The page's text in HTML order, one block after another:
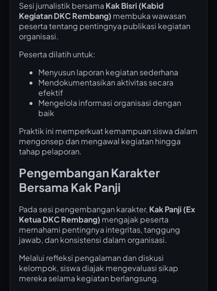
Sesi jurnalistik bersama Kak Bisri (Kabid
Kegiatan DKC Rembang) membuka wawasan
peserta tentang pentingnya publikasi kegiatan
organisasi.
Peserta dilatih untuk:
Menyusun laporan kegiatan sederhana
Mendokumentasikan aktivitas secara
efektif
Mengelola informasi organisasi dengan
baik
Praktik ini memperkuat kemampuan siswa dalam
mengonsep dan mengawal kegiatan hingga
tahap pelaporan.
Pengembangan Karakter
Bersama Kak Panji
Pada sesi pengembangan karakter, Kak Panji (Ex
Ketua DKC Rembang) mengajak peserta
memahami pentingnya integritas, tanggung
jawab, dan konsistensi dalam organisasi.
Melalui refleksi pengalaman dan diskusi
kelompok, siswa diajak mengevaluasi sikap
mereka selama kegiatan berlangsung.